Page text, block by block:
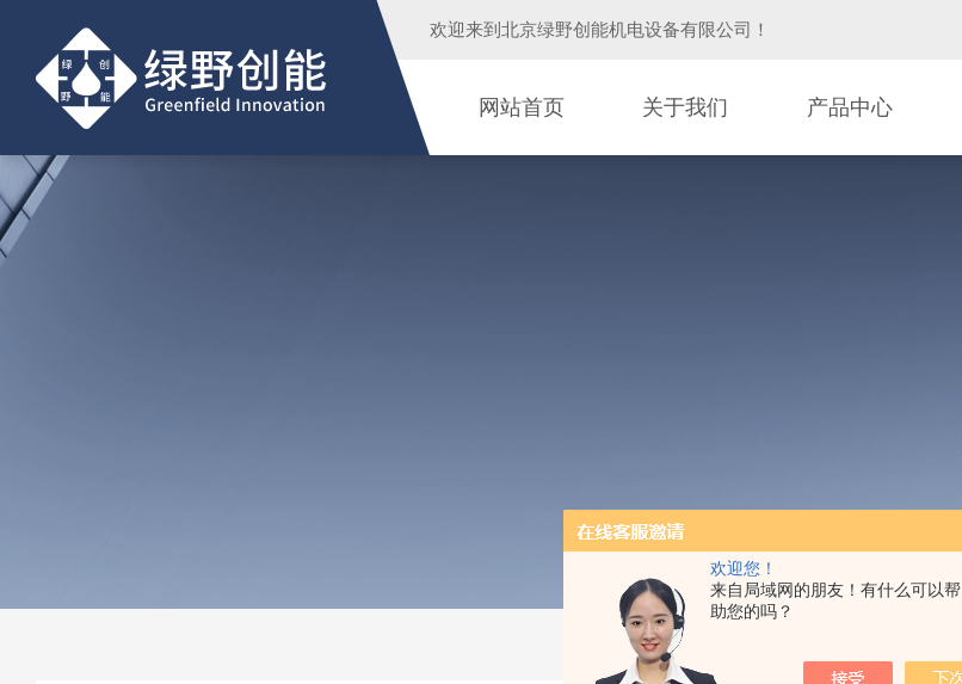
欢迎您！
来自局域网的朋友！有什么可以帮
助您的吗？
欢迎来到 北京绿野创能机电设备有限公司 ！
网站首页 关于我们 产品中心